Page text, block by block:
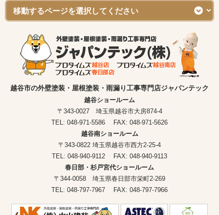
越谷市の外壁塗装・屋根塗装・雨漏り工事専門店ジャパンテック
越谷ショールーム
〒343-0027 埼玉県越谷市大房874-4
TEL: 048-971-5586 FAX: 048-971-5626
越谷南ショールーム
〒343-0822 埼玉県越谷市西方2-25-4
TEL: 048-940-9112 FAX: 048-940-9113
春日部・杉戸宮代ショールーム
〒344-0058 埼玉県春日部市栄町2-269
TEL: 048-797-7967 FAX: 048-797-7966